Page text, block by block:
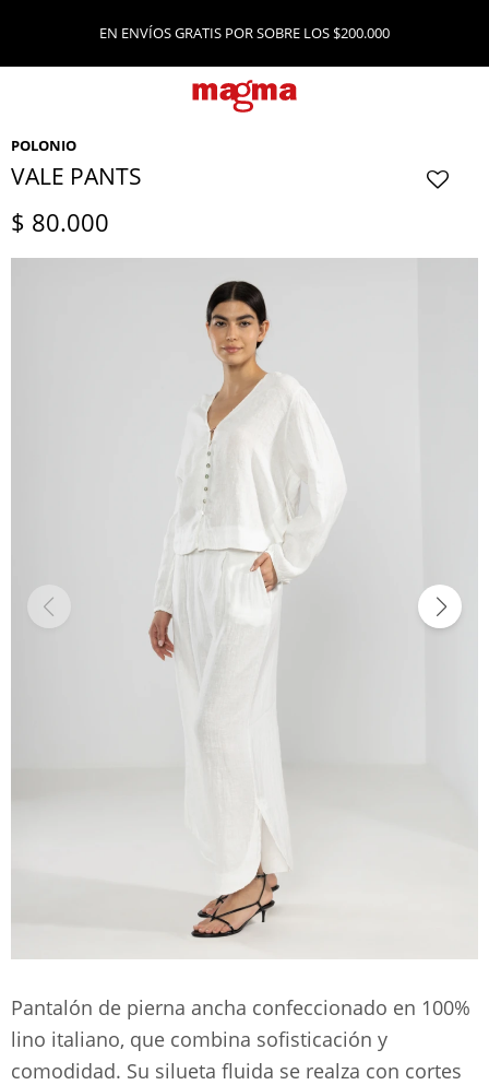
EN ENVÍOS GRATIS POR SOBRE LOS $200.000
POLONIO
VALE PANTS
$ 80.000
Pantalón de pierna ancha confeccionado en 100%
lino italiano, que combina sofisticación y
comodidad. Su silueta fluida se realza con cortes